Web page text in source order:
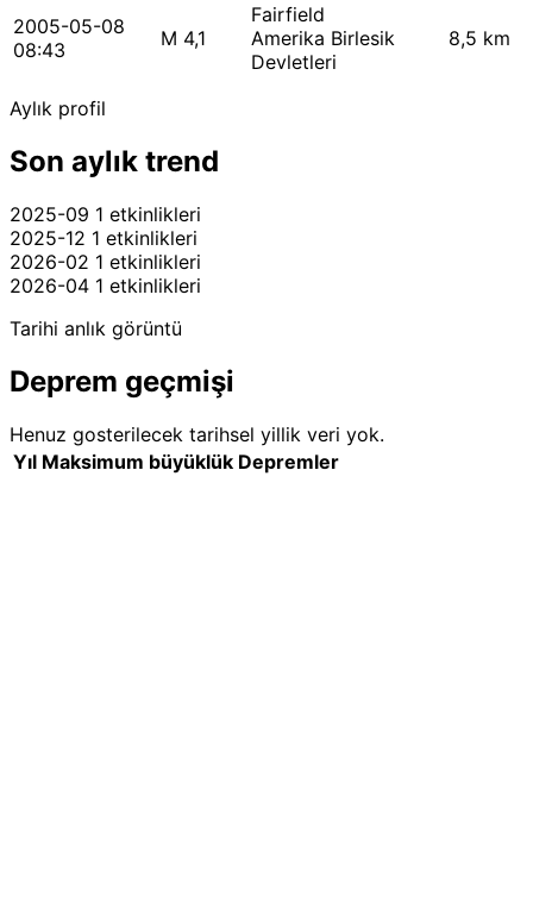
2005-05-08
08:43
M 4,1
Fairfield
Amerika Birlesik
Devletleri
8,5 km
Aylık profil
Son aylık trend
2025-09 1 etkinlikleri
2025-12 1 etkinlikleri
2026-02 1 etkinlikleri
2026-04 1 etkinlikleri
Tarihi anlık görüntü
Deprem geçmişi
Henuz gosterilecek tarihsel yillik veri yok.
Yıl Maksimum büyüklük Depremler